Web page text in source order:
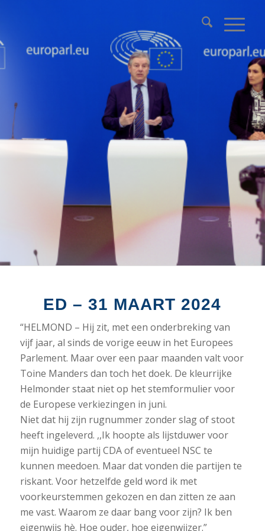
ED – 31 MAART 2024
“HELMOND – Hij zit, met een onderbreking van
vijf jaar, al sinds de vorige eeuw in het Europees
Parlement. Maar over een paar maanden valt voor
Toine Manders dan toch het doek. De kleurrijke
Helmonder staat niet op het stemformulier voor
de Europese verkiezingen in juni.
Niet dat hij zijn rugnummer zonder slag of stoot
heeft ingeleverd. ,,Ik hoopte als lijstduwer voor
mijn huidige partij CDA of eventueel NSC te
kunnen meedoen. Maar dat vonden die partijen te
riskant. Voor hetzelfde geld word ik met
voorkeurstemmen gekozen en dan zitten ze aan
me vast. Waarom ze daar bang voor zijn? Ik ben
eigenwijs hè. Hoe ouder, hoe eigenwijzer.”